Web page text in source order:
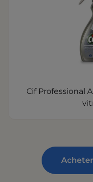
Cif Professional